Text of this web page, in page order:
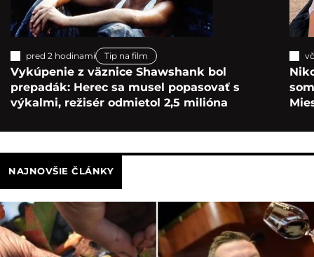
pred 2 hodinami Tip na film
Vykúpenie z väznice Shawshank bol
prepadák: Herec sa musel popasovať s
výkalmi, režisér odmietol 2,5 milióna
NAJNOVŠIE ČLÁNKY